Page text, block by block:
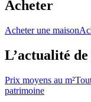
Acheter
Acheter une maison
L’actualité
Prix moyens au m²
patrimoine